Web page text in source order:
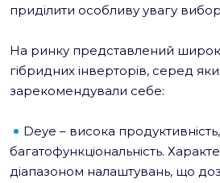
приділити особливу увагу
На ринку представлений
гібридних інверторів, серед
зарекомендували себе:
Deye – висока продуктивність,
багатофункціональність.
діапазоном налаштувань, що